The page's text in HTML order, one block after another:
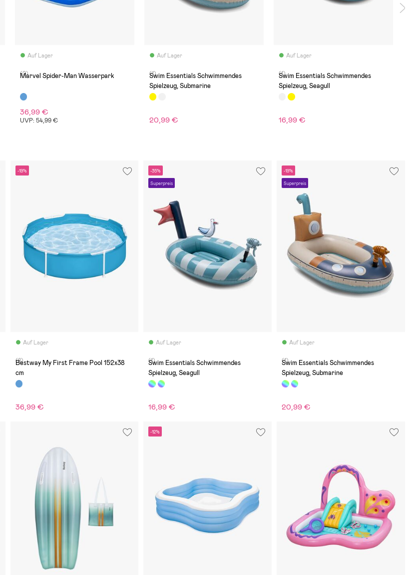
Auf Lager
(0)
Marvel Spider-Man Wasserpark
36,99 €
UVP: 54,99 €
Auf Lager
(1)
Swim Essentials Schwimmendes
Spielzeug, Submarine
20,99 €
Auf Lager
(1)
Swim Essentials Schwimmendes
Spielzeug, Seagull
16,99 €
-19%
Auf Lager
(8)
Bestway My First Frame Pool 152x38
cm
36,99 €
-35%
Superpreis
Auf Lager
(1)
Swim Essentials Schwimmendes
Spielzeug, Seagull
16,99 €
-19%
Superpreis
Auf Lager
(1)
Swim Essentials Schwimmendes
Spielzeug, Submarine
20,99 €
-12%